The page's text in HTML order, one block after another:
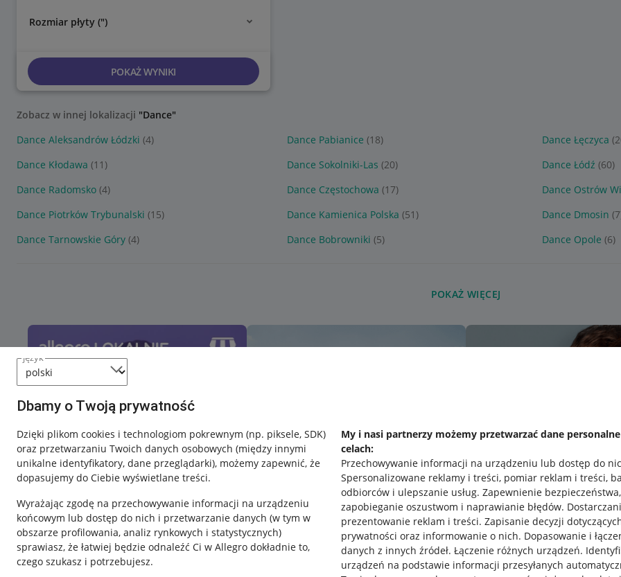
język
Dbamy o Twoją prywatność
Dzięki plikom cookies i technologiom pokrewnym (np. piksele, SDK)
oraz przetwarzaniu Twoich danych osobowych (między innymi
unikalne identyfikatory, dane przeglądarki), możemy zapewnić, że
dopasujemy do Ciebie wyświetlane treści.
Wyrażając zgodę na przechowywanie informacji na urządzeniu
końcowym lub dostęp do nich i przetwarzanie danych (w tym w
obszarze profilowania, analiz rynkowych i statystycznych)
sprawiasz, że łatwiej będzie odnaleźć Ci w Allegro dokładnie to,
czego szukasz i potrzebujesz.
My i nasi partnerzy możemy przetwarzać dane
celach:
Przechowywanie informacji na urządzeniu lub dostęp do
Spersonalizowane reklamy i treści, pomiar reklam i treści,
odbiorców i ulepszanie usług. Zapewnienie bezpieczeństwa,
zapobieganie oszustwom i naprawianie błędów.
prezentowanie reklam i treści. Zapisanie decyzji
prywatności oraz informowanie o nich. Dopasowanie i
danych z innych źródeł. Łączenie różnych urządzeń.
urządzeń na podstawie informacji przesyłanych
Rozmiar płyty (")
POKAŻ WYNIKI
Zobacz w innej lokalizacji "Dance"
Dance Aleksandrów Łódzki (4) Dance Pabianice (18) Dance Łęczyca
Dance Kłodawa (11) Dance Sokolniki-Las (20) Dance Łódź (60)
Dance Radomsko (4) Dance Częstochowa (17) Dance Ostrów
Dance Piotrków Trybunalski (15) Dance Kamienica Polska (51) Dance Dmosin
Dance Tarnowskie Góry (4) Dance Bobrowniki (5) Dance Opole (6)
POKAŻ WIĘCEJ
Przydatne informacje Pobierz aplikację